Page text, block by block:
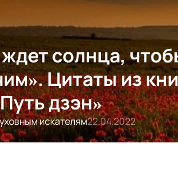
Таро и предсказания
солнца,
Цитаты из
дзэн»
искателям22.04.2022